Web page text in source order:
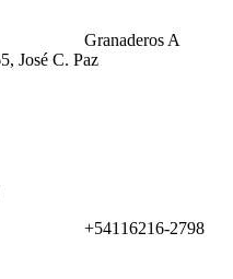
Granaderos A
José C. Paz
+54116216-2798